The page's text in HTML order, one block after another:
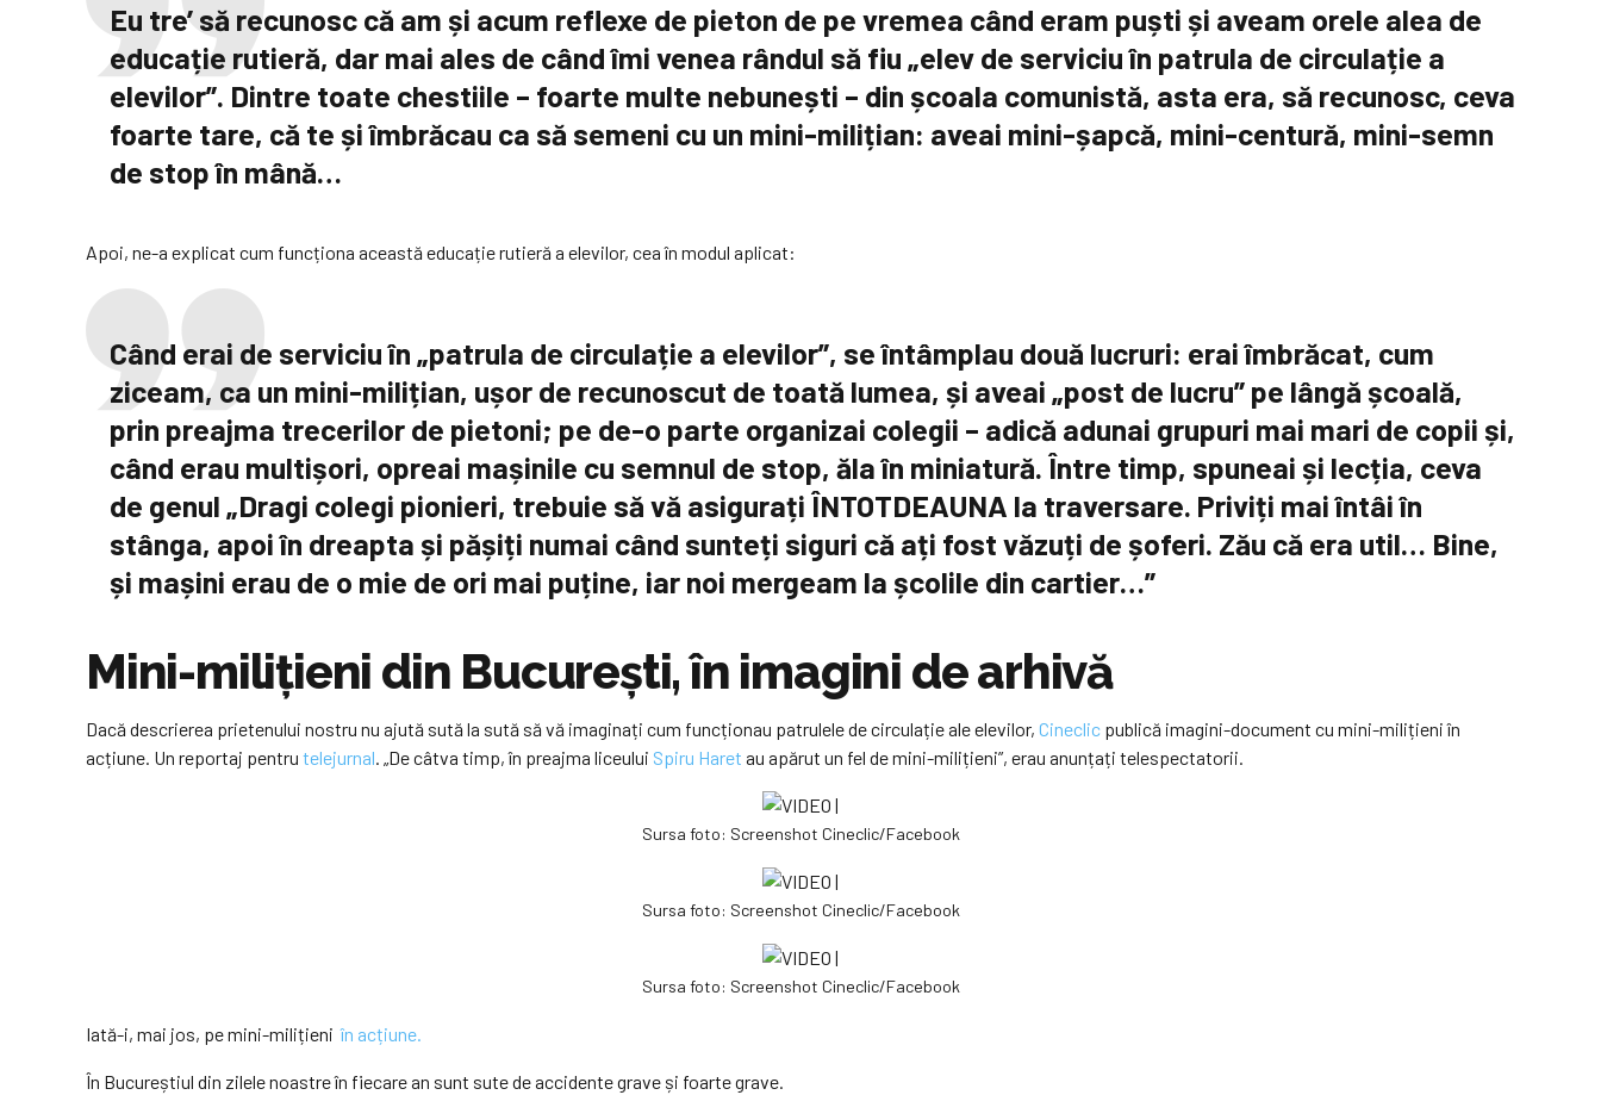
Eu tre’ să recunosc că am și acum reflexe de pieton de pe vremea când eram puști și aveam orele alea de
educație rutieră, dar mai ales de când îmi venea rândul să fiu „elev de serviciu în patrula de circulație a
elevilor”. Dintre toate chestiile – foarte multe nebunești – din școala comunistă, asta era, să recunosc, ceva
foarte tare, că te și îmbrăcau ca să semeni cu un mini-milițian: aveai mini-șapcă, mini-centură, mini-semn
de stop în mână…
Apoi, ne-a explicat cum funcționa această educație rutieră a elevilor, cea în modul aplicat:
Când erai de serviciu în „patrula de circulație a elevilor”, se întâmplau două lucruri: erai îmbrăcat, cum
ziceam, ca un mini-milițian, ușor de recunoscut de toată lumea, și aveai „post de lucru” pe lângă școală,
prin preajma trecerilor de pietoni; pe de-o parte organizai colegii – adică adunai grupuri mai mari de copii și,
când erau multișori, opreai mașinile cu semnul de stop, ăla în miniatură. Între timp, spuneai și lecția, ceva
de genul „Dragi colegi pionieri, trebuie să vă asigurați ÎNTOTDEAUNA la traversare. Priviți mai întâi în
stânga, apoi în dreapta și pășiți numai când sunteți siguri că ați fost văzuți de șoferi. Zău că era util… Bine,
și mașini erau de o mie de ori mai puține, iar noi mergeam la școlile din cartier…”
Mini-milițieni din București, în imagini de arhivă
Dacă descrierea prietenului nostru nu ajută sută la sută să vă imaginați cum funcționau patrulele de circulație ale elevilor, Cineclic publică imagini-document cu mini-milițieni în
acțiune. Un reportaj pentru telejurnal. „De câtva timp, în preajma liceului Spiru Haret au apărut un fel de mini-milițieni”, erau anunțați telespectatorii.
Sursa foto: Screenshot Cineclic/Facebook
Sursa foto: Screenshot Cineclic/Facebook
Sursa foto: Screenshot Cineclic/Facebook
Iată-i, mai jos, pe mini-milițieni în acțiune.
În Bucureștiul din zilele noastre în fiecare an sunt sute de accidente grave și foarte grave.